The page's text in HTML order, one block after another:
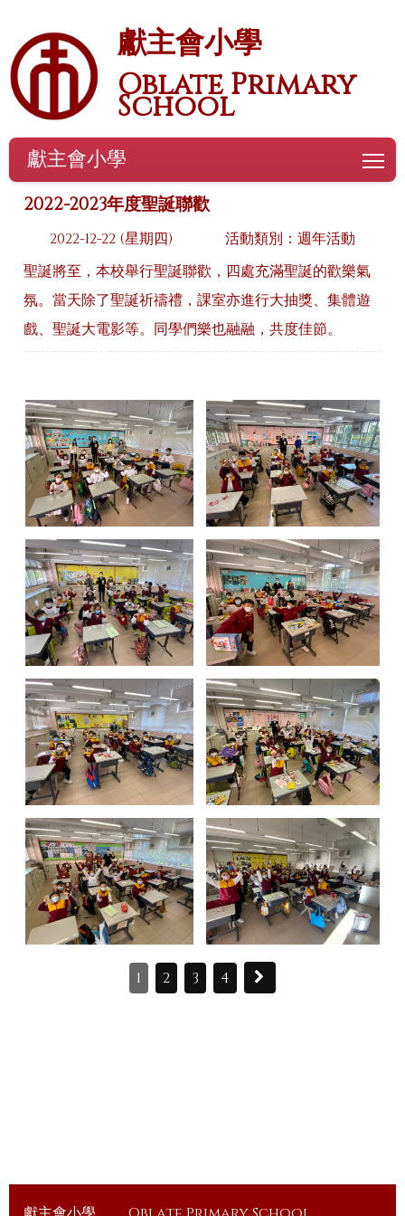
獻主會小學
Oblate Primary
School
獻主會小學
2022-2023年度聖誕聯歡
2022-12-22 (星期四)
活動類別：週年活動
聖誕將至，本校舉行聖誕聯歡，四處充滿聖誕的歡樂氣
氛。當天除了聖誕祈禱禮，課室亦進行大抽獎、集體遊
戲、聖誕大電影等。同學們樂也融融，共度佳節。
1 2 3 4